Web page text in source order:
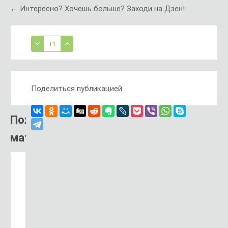
← Интересно? Хочешь больше? Заходи на Дзен!
+1
Поделиться публикацией
Похожий
материал